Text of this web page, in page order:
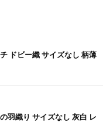
ドビー織 サイズなし 柄薄
羽織り サイズなし 灰白 レ